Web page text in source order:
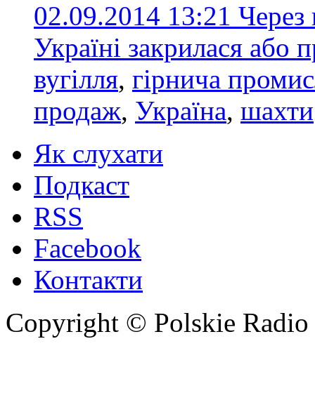
02.09.2014 13:21 Через
Україні закрилася
вугілля, гірнича
продаж, Україна, шахти
Як слухати
Подкаст
RSS
Facebook
Контакти
Copyright © Polskie